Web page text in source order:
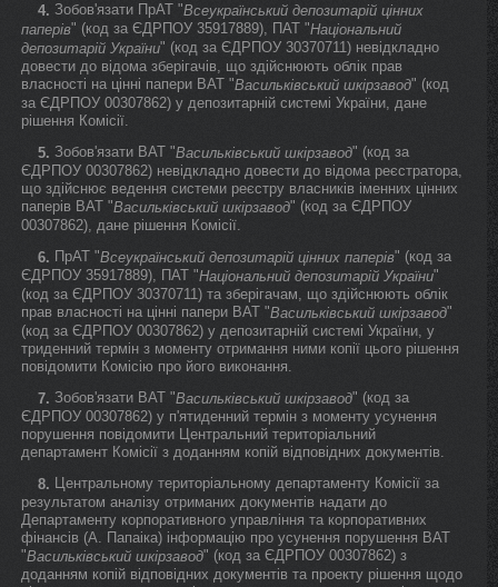
4. Зобов'язати ПрАТ "Всеукраїнський депозитарій цінних
паперів" (код за ЄДРПОУ 35917889), ПАТ "Національний
депозитарій України" (код за ЄДРПОУ 30370711) невідкладно
довести до відома зберігачів, що здійснюють облік прав
власності на цінні папери ВАТ "Васильківський шкірзавод" (код
за ЄДРПОУ 00307862) у депозитарній системі України, дане
рішення Комісії.
5. Зобов'язати ВАТ "Васильківський шкірзавод" (код за
ЄДРПОУ 00307862) невідкладно довести до відома реєстратора,
що здійснює ведення системи реєстру власників іменних цінних
паперів ВАТ "Васильківський шкірзавод" (код за ЄДРПОУ
00307862), дане рішення Комісії.
6. ПрАТ "Всеукраїнський депозитарій цінних паперів" (код за
ЄДРПОУ 35917889), ПАТ "Національний депозитарій України"
(код за ЄДРПОУ 30370711) та зберігачам, що здійснюють облік
прав власності на цінні папери ВАТ "Васильківський шкірзавод"
(код за ЄДРПОУ 00307862) у депозитарній системі України, у
триденний термін з моменту отримання ними копії цього рішення
повідомити Комісію про його виконання.
7. Зобов'язати ВАТ "Васильківський шкірзавод" (код за
ЄДРПОУ 00307862) у п'ятиденний термін з моменту усунення
порушення повідомити Центральний територіальний
департамент Комісії з доданням копій відповідних документів.
8. Центральному територіальному департаменту Комісії за
результатом аналізу отриманих документів надати до
Департаменту корпоративного управління та корпоративних
фінансів (А. Папаіка) інформацію про усунення порушення ВАТ
"Васильківський шкірзавод" (код за ЄДРПОУ 00307862) з
доданням копій відповідних документів та проекту рішення щодо